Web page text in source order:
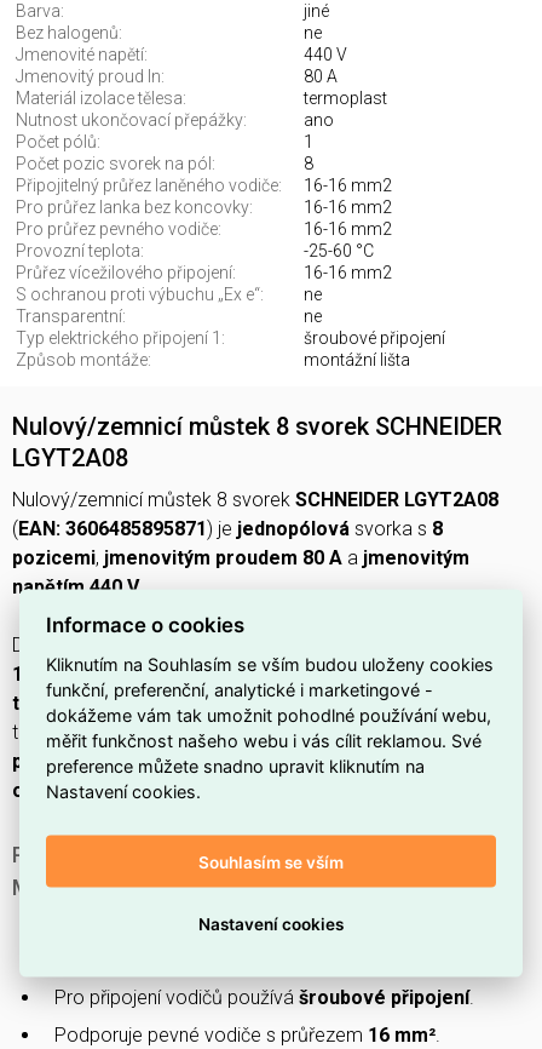
Barva:
jiné
Bez halogenů:
ne
Jmenovité napětí:
440 V
Jmenovitý proud In:
80 A
Materiál izolace tělesa:
termoplast
Nutnost ukončovací přepážky:
ano
Počet pólů:
1
Počet pozic svorek na pól:
8
Připojitelný průřez laněného vodiče:
16-16 mm2
Pro průřez lanka bez koncovky:
16-16 mm2
Pro průřez pevného vodiče:
16-16 mm2
Provozní teplota:
-25-60 °C
Průřez vícežilového připojení:
16-16 mm2
S ochranou proti výbuchu „Ex e“:
ne
Transparentní:
ne
Typ elektrického připojení 1:
šroubové připojení
Způsob montáže:
montážní lišta
Nulový/zemnicí můstek 8 svorek SCHNEIDER
LGYT2A08
Nulový/zemnicí můstek 8 svorek SCHNEIDER LGYT2A08
( EAN: 3606485895871 ) je jednopólová svorka s 8
pozicemi, jmenovitým proudem 80 A a jmenovitým
napětím 440 V.
Disponuje
16 mm2(pevné, vícežilové i lanko), izolační těleso je z
termoplastu, montáž probíhá na montážní lištu
, provozní
teplota je-25–60 °Ca výrobekvyžaduje ukončovací
přepážku; není průhledný,obsahuje halogeny a
ochranu Ex e.
PROČ SI VYBRAT TENTO NULOVÝ/ZEMNICÍ
MŮSTEK?
Jedná se o nulový/zemnicí můstek s
Pro připojení vodičů používá šroubové připojení.
Podporuje pevné vodiče s průřezem 16 mm².
Informace o cookies
Kliknutím na Souhlasím se vším budou uloženy cookies
funkční, preferenční, analytické i marketingové -
dokážeme vám tak umožnit pohodlné používání webu,
měřit funkčnost našeho webu i vás cílit reklamou. Své
preference můžete snadno upravit kliknutím na
Nastavení cookies.
Souhlasím se vším
Nastavení cookies